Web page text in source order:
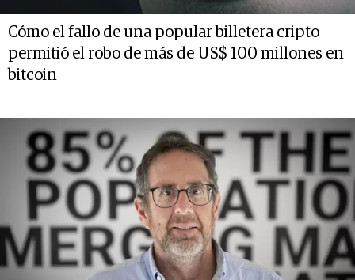
Cómo el fallo de una popular billetera cripto
permitió el robo de más de US$ 100 millones en
bitcoin